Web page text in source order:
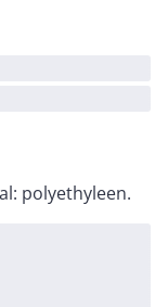
polyethyleen.